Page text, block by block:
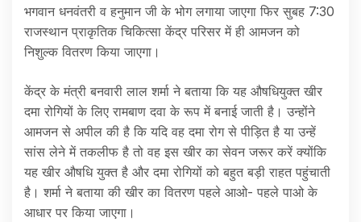
भगवान धनवंतरी व हनुमान जी के भोग लगाया जाएगा फिर सुबह 7:30
राजस्थान प्राकृतिक चिकित्सा केंद्र परिसर में ही आमजन को
निशुल्क वितरण किया जाएगा।
केंद्र के मंत्री बनवारी लाल शर्मा ने बताया कि यह औषधियुक्त खीर
दमा रोगियों के लिए रामबाण दवा के रूप में बनाई जाती है। उन्होंने
आमजन से अपील की है कि यदि वह दमा रोग से पीड़ित है या उन्हें
सांस लेने में तकलीफ है तो वह इस खीर का सेवन जरूर करें क्योंकि
यह खीर औषधि युक्त है और दमा रोगियों को बहुत बड़ी राहत पहुंचाती
है। शर्मा ने बताया की खीर का वितरण पहले आओ- पहले पाओ के
आधार पर किया जाएगा।